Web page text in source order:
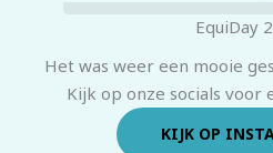
EquiDay
Het was weer een mooie
Kijk op onze socials voor
KIJK OP